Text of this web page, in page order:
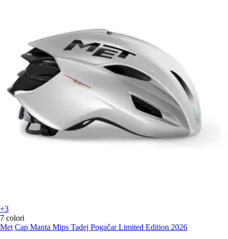
+3
7 colori
Met Cap Manta Mips Tadej Pogačar Limited Edition 2026